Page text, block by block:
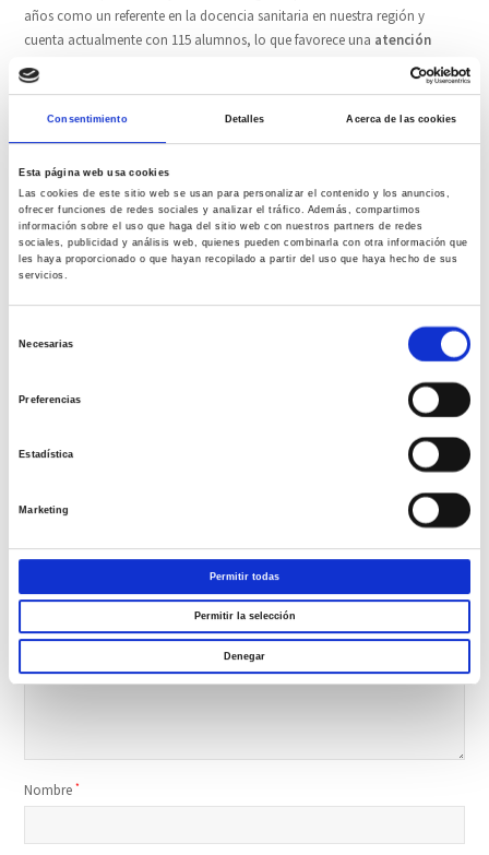
Consentimiento Detalles Acerca de las cookies
Esta página web usa cookies
Las cookies de este sitio web se usan para personalizar el contenido y los anuncios,
ofrecer funciones de redes sociales y analizar el tráfico. Además, compartimos
información sobre el uso que haga del sitio web con nuestros partners de redes
sociales, publicidad y análisis web, quienes pueden combinarla con otra información que
les haya proporcionado o que hayan recopilado a partir del uso que haya hecho de sus
servicios.
Necesarias
Preferencias
Estadística
Marketing
Permitir todas
Permitir la selección
Denegar
años como un referente en la docencia sanitaria en nuestra región y
cuenta actualmente con 115 alumnos, lo que favorece una atención
personalizada
instalaciones en la propia Clínica Mompía, lo que constituye uno de sus
mayores atractivos.
Comparte esta noticia
Tu dirección de correo electrónico no será publicada.
Los campos
Nombre*